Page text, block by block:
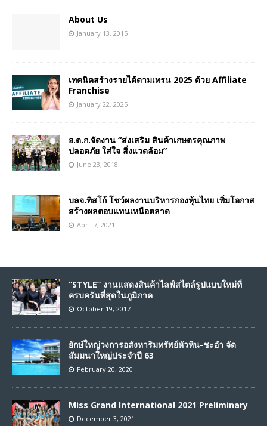
About Us
January 13, 2015
เทคนิคสร้างรายได้ตามเทรน 2025 ด้วย Affiliate
Franchise
January 22, 2025
อ.ต.ก.จัดงาน “ส่งเสริม สินค้าเกษตรคุณภาพ
ปลอดภัย ใส่ใจ สิ่งแวดล้อม”
June 23, 2018
บลจ.ทิสโก้ โชว์ผลงานบริหารกองหุ้นไทย เพิ่มโอกาส
สร้างผลตอบแทนเหนือตลาด
April 7, 2021
“STYLE” งานแสดงสินค้าไลฟ์สไตล์รูปแบบใหม่ที่
ครบครันที่สุดในภูมิภาค
October 19, 2017
ยักษ์ใหญ่วงการอสังหาริมทรัพย์หัวหิน-ชะอำ จัด
สัมมนาใหญ่ประจำปี 63
February 20, 2020
Miss Grand International 2021 Preliminary
December 3, 2021